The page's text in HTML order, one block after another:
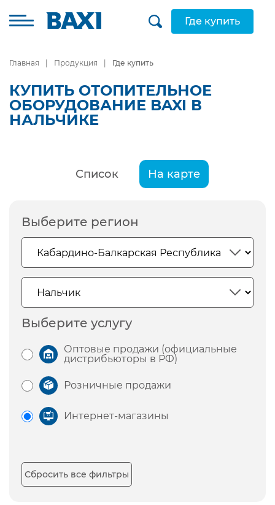
Где купить
Главная Продукция Где купить
КУПИТЬ ОТОПИТЕЛЬНОЕ
ОБОРУДОВАНИЕ BAXI В
НАЛЬЧИКЕ
Список На карте
Выберите регион
Выберите услугу
Оптовые продажи (официальные
дистрибьюторы в РФ)
Розничные продажи
Интернет-магазины
Сбросить все фильтры